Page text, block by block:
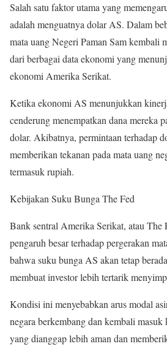
Salah satu faktor utama yang
adalah menguatnya dolar AS. Dalam
mata uang Negeri Paman Sam kembali
dari berbagai data ekonomi yang
ekonomi Amerika Serikat.
Ketika ekonomi AS menunjukkan
cenderung menempatkan dana mereka
dolar. Akibatnya, permintaan terhadap
memberikan tekanan pada mata uang
termasuk rupiah.
Kebijakan Suku Bunga The Fed
Bank sentral Amerika Serikat, atau
pengaruh besar terhadap pergerakan
bahwa suku bunga AS akan tetap
membuat investor lebih tertarik
Kondisi ini menyebabkan arus modal
negara berkembang dan kembali masuk
yang dianggap lebih aman dan